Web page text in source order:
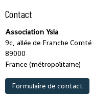
Contact
Association Ysia
9c, allée de Franche Comté
89000
France (métropolitaine)
Formulaire de contact